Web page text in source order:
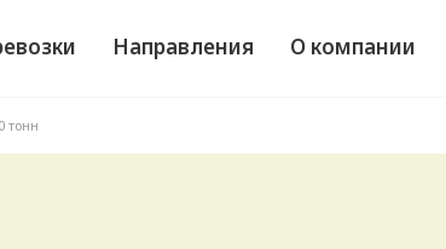
Направления О компании
тонн